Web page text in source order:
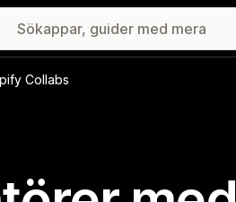
Collabs